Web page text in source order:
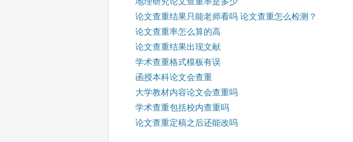
论文查重结果只能老师看吗 论文查重怎么检测？
论文查重率怎么算的高
论文查重结果出现文献
学术查重格式模板有误
函授本科论文会查重
大学教材内容论文会查重吗
学术查重包括校内查重吗
论文查重定稿之后还能改吗